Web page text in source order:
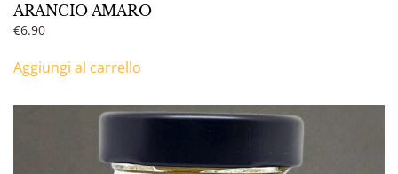
ARANCIO AMARO
€6.90
Aggiungi al carrello